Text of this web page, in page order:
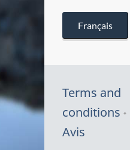
Français
Terms and
conditions
Avis